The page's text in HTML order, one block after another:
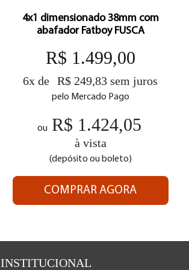
4x1 dimensionado 38mm com
abafador Fatboy FUSCA
R$ 1.499,00
6x de R$ 249,83 sem juros
pelo Mercado Pago
ou R$ 1.424,05
à vista
(depósito ou boleto)
COMPRAR AGORA
INSTITUCIONAL